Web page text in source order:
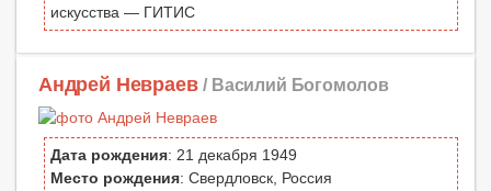
искусства — ГИТИС
Андрей Невраев / Василий Богомолов
Дата рождения: 21 декабря 1949
Место рождения: Свердловск, Россия